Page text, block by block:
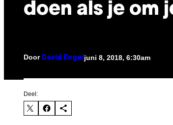
doen als je om
Door David Engel juni 8, 2018, 6:30am
Deel: